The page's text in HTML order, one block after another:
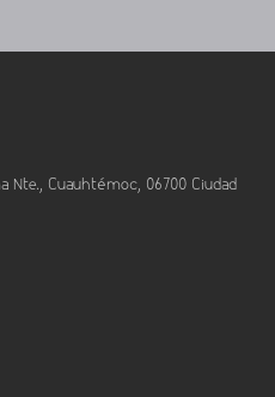
Nte., Cuauhtémoc, 06700 Ciudad